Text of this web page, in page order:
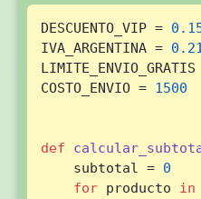
DESCUENTO_VIP =
IVA_ARGENTINA = 0.21
COSTO_ENVIO = 1500
def
    subtotal =
0
for producto in